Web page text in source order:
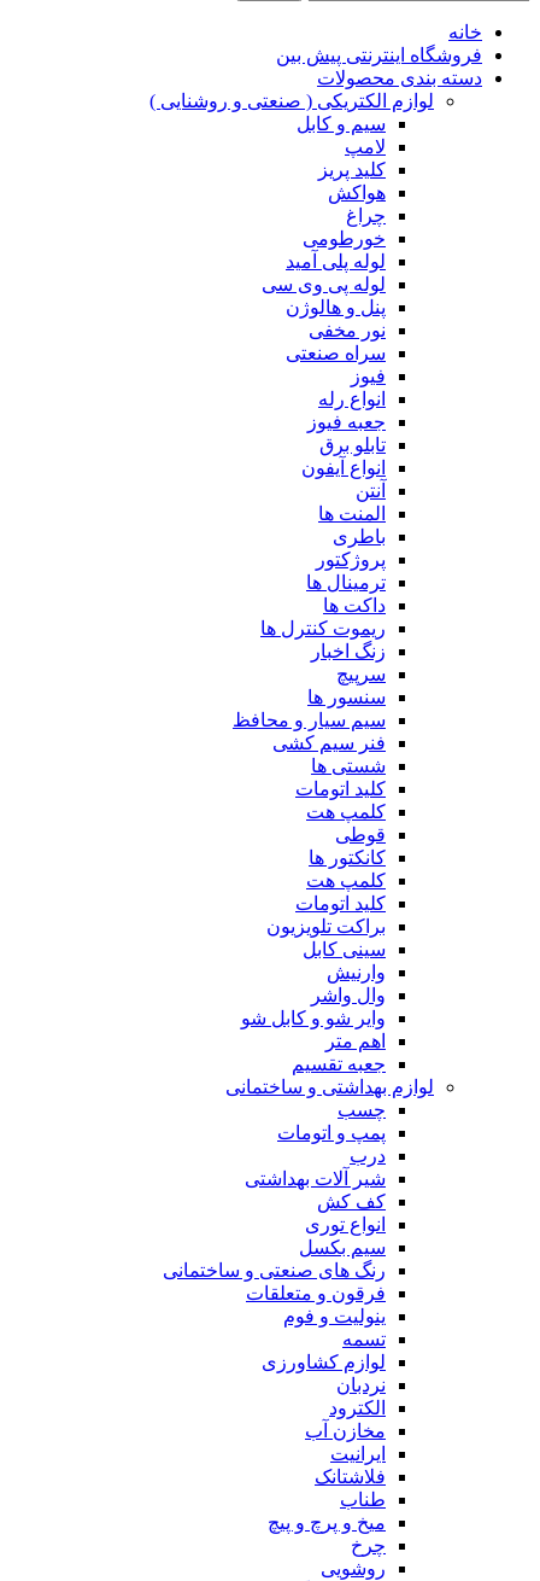
خانه
فروشگاه اینترنتی پیش بین
دسته بندی محصولات
لوازم الکتریکی ( صنعتی و روشنایی )
سیم و کابل
لامپ
کلید پریز
هواکش
چراغ
خورطومی
لوله پلی آمید
لوله پی وی سی
پنل و هالوژن
نور مخفی
سراه صنعتی
فیوز
انواع رله
جعبه فیوز
تابلو برق
انواع آیفون
آنتن
المنت ها
باطری
پروژکتور
ترمینال ها
داکت ها
ریموت کنترل ها
زنگ اخبار
سرپیچ
سنسور ها
سیم سیار و محافظ
فنر سیم کشی
شستی ها
کلید اتومات
کلمپ هت
قوطی
کانکتور ها
کلمپ هت
کلید اتومات
براکت تلویزیون
سینی کابل
وارنیش
وال واشر
وایر شو و کابل شو
اهم متر
جعبه تقسیم
لوازم بهداشتی و ساختمانی
چسب
پمپ و اتومات
درب
شیر آلات بهداشتی
کف کش
انواع توری
سیم بکسل
رنگ های صنعتی و ساختمانی
فرقون و متعلقات
ینولیت و فوم
تسمه
لوازم کشاورزی
نردبان
الکترود
مخازن آب
ایرانیت
فلاشتانک
طناب
میخ و پرچ و پیچ
چرخ
روشویی